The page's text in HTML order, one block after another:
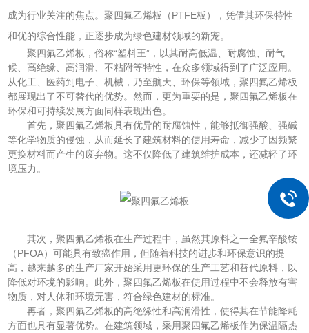
成为行业关注的焦点。聚四氟乙烯板（PTFE板），凭借其环保特性
和优的综合性能，正逐步成为绿色建材领域的新宠。
聚四氟乙烯板，俗称“塑料王”，以其耐高低温、耐腐蚀、耐气
候、高绝缘、高润滑、不粘附等特性，在众多领域得到了广泛应用。
从化工、医药到电子、机械，乃至航天、环保等领域，聚四氟乙烯板
都展现出了不可替代的优势。然而，更为重要的是，聚四氟乙烯板在
环保和可持续发展方面同样表现出色。
首先，聚四氟乙烯板具有优异的耐腐蚀性，能够抵御强酸、强碱
等化学物质的侵蚀，从而延长了建筑材料的使用寿命，减少了因频繁
更换材料而产生的废弃物。这不仅降低了建筑维护成本，还减轻了环
境压力。
其次，聚四氟乙烯板在生产过程中，虽然其原料之一全氟辛酸铵
（PFOA）可能具有致癌作用，但随着科技的进步和环保意识的提
高，越来越多的生产厂家开始采用更环保的生产工艺和替代原料，以
降低对环境的影响。此外，聚四氟乙烯板在使用过程中不会释放有害
物质，对人体和环境无害，符合绿色建材的标准。
再者，聚四氟乙烯板的高绝缘性和高润滑性，使得其在节能降耗
方面也具有显著优势。在建筑领域，采用聚四氟乙烯板作为保温隔热